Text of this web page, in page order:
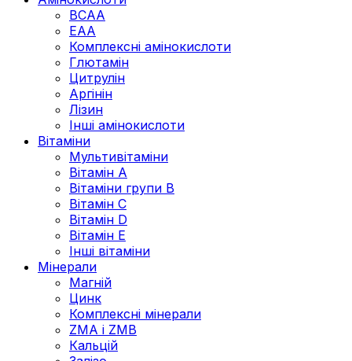
BCAA
EAA
Комплексні амінокислоти
Глютамін
Цитрулін
Аргінін
Лізин
Інші амінокислоти
Вітаміни
Мультивітаміни
Вітамін А
Вітаміни групи В
Вітамін C
Вітамін D
Вітамін Е
Інші вітаміни
Мінерали
Магній
Цинк
Комплексні мінерали
ZMA і ZMB
Кальцій